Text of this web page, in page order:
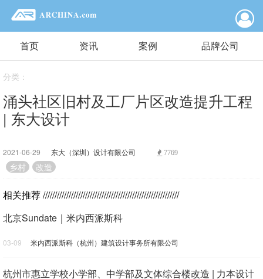
首页 资讯 案例 品牌公司
分类：
涌头社区旧村及工厂片区改造提升工程
| 东大设计
2021-06-29 东大（深圳）设计有限公司 7769
乡村 改造
相关推荐//////////////////////////////////////////////////////////
北京Sundate｜米内西派斯科
03-09 米内西派斯科（杭州）建筑设计事务所有限公司
杭州市惠立学校小学部、中学部及文体综合楼改造 | 力本设计